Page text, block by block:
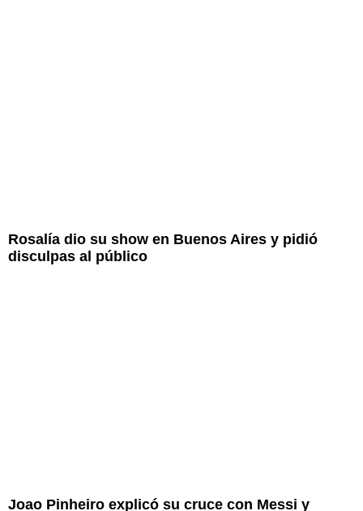
Rosalía dio su show en Buenos Aires y pidió
disculpas al público
Joao Pinheiro explicó su cruce con Messi y